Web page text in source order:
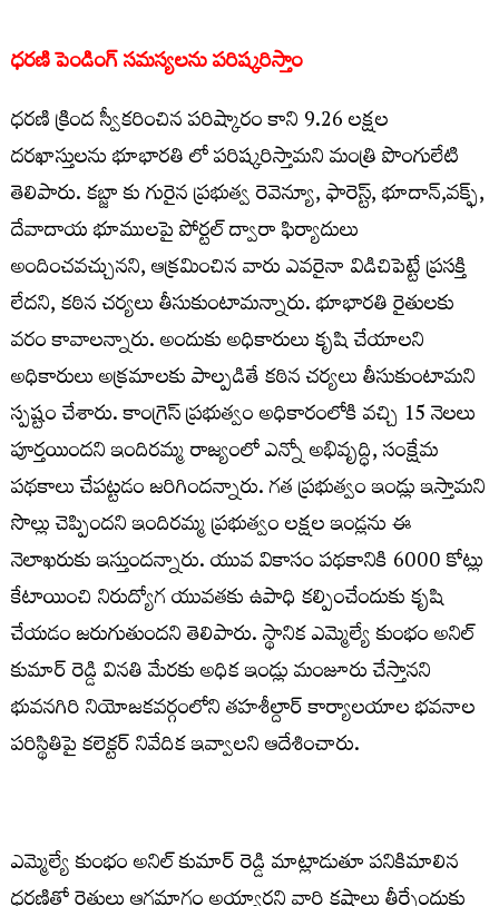
ధరణి పెండింగ్ సమస్యలను పరిష్కరిస్తాం
ధరణి క్రింద స్వీకరించిన పరిష్కారం కాని 9.26 లక్షల
దరఖాస్తులను భూభారతి లో పరిష్కరిస్తామని మంత్రి పొంగులేటి
తెలిపారు. కబ్జా కు గురైన ప్రభుత్వ రెవెన్యూ, ఫారెస్ట్, భూదాన్,వక్ఫ్,
దేవాదాయ భూములపై పోర్టల్ ద్వారా ఫిర్యాదులు
అందించవచ్చునని, ఆక్రమించిన వారు ఎవరైనా విడిచిపెట్టే ప్రసక్తి
లేదని, కఠిన చర్యలు తీసుకుంటామన్నారు. భూభారతి రైతులకు
వరం కావాలన్నారు. అందుకు అధికారులు కృషి చేయాలని
అధికారులు అక్రమాలకు పాల్పడితే కఠిన చర్యలు తీసుకుంటామని
స్పష్టం చేశారు. కాంగ్రెస్ ప్రభుత్వం అధికారంలోకి వచ్చి 15 నెలలు
పూర్తయిందని ఇందిరమ్మ రాజ్యంలో ఎన్నో అభివృద్ధి, సంక్షేమ
పథకాలు చేపట్టడం జరిగిందన్నారు. గత ప్రభుత్వం ఇండ్లు ఇస్తామని
సొల్లు చెప్పిందని ఇందిరమ్మ ప్రభుత్వం లక్షల ఇండ్లను ఈ
నెలాఖరుకు ఇస్తుందన్నారు. యువ వికాసం పథకానికి 6000 కోట్లు
కేటాయించి నిరుద్యోగ యువతకు ఉపాధి కల్పించేందుకు కృషి
చేయడం జరుగుతుందని తెలిపారు. స్థానిక ఎమ్మెల్యే కుంభం అనిల్
కుమార్ రెడ్డి వినతి మేరకు అధిక ఇండ్లు మంజూరు చేస్తానని
భువనగిరి నియోజకవర్గంలోని తహశీల్దార్ కార్యాలయాల భవనాల
పరిస్థితిపై కలెక్టర్ నివేదిక ఇవ్వాలని ఆదేశించారు.
ఎమ్మెల్యే కుంభం అనిల్ కుమార్ రెడ్డి మాట్లాడుతూ పనికిమాలిన